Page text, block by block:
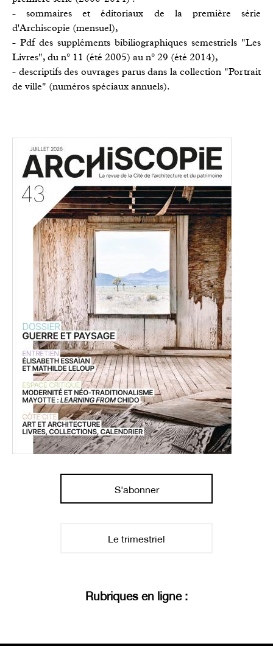
- sommaires et éditoriaux de la première série
d'Archiscopie (mensuel),
- Pdf des suppléments bibiliographiques semestriels "Les
Livres", du n° 11 (été 2005) au n° 29 (été 2014),
- descriptifs des ouvrages parus dans la collection "Portrait
de ville" (numéros spéciaux annuels).
S'abonner
Le trimestriel
Rubriques en ligne :